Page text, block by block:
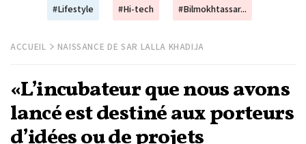
#Lifestyle #Hi-tech #Bilmokhtassar...
ACCUEIL NAISSANCE DE SAR LALLA KHADIJA
«L’incubateur que nous avons
lancé est destiné aux porteurs
d’idées ou de projets